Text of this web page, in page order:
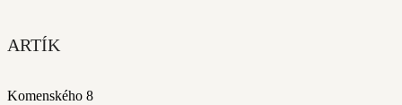
ARTÍK
Komenského 8